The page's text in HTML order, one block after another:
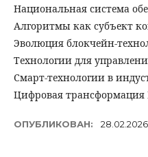
Национальная система
Алгоритмы как субъект
Эволюция блокчейн-
Технологии для
Смарт-технологии в
Цифровая
ОПУБЛИКОВАН: 28.02.2026